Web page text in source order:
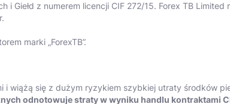
i Giełd z numerem licencji CIF 272/15. Forex TB
marki „ForexTB”.
i wiążą się z dużym ryzykiem szybkiej utraty środków
odnotowuje straty w wyniku handlu kontraktami